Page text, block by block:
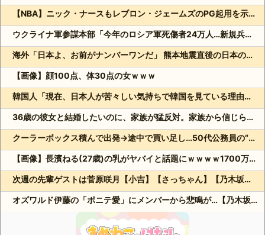
【NBA】ニック・ナースもレブロン・ジェームズのPG起用を示唆か
ウクライナ軍参謀本部「今年のロシア軍死傷者24万人…新規兵力の募集規模を上回る」！
海外「日本よ、お前がナンバーワンだ」 熊本地震直後の日本の対応のスピードに世界が衝撃
【画像】顔100点、体30点の女ｗｗｗ
韓国人「現在、日本人が苦々しい気持ちで韓国を見ている理由がこちら…」→「相当悔しがってるだろうな…（ﾌﾞﾙﾌﾞﾙ」＝韓国の反応
36歳の彼女と結婚したいのに、家族が猛反対。家族から信じられない言葉が飛び出した… 他
クーラーボックス積んで出発→途中で買い足し…50代公務員の“ドライブ”が地獄すぎた 他
【画像】長濱ねる(27歳)の乳がヤバイと話題にｗｗｗｗ1700万バズｗｗｗｗｗｗｗｗｗｗ 他
次週の先輩ゲストは菅原咲月【小吉】【さっちゃん】【乃木坂スター誕生！SIX】【乃木坂46】
オズワルド伊藤の「ポニテ愛」にメンバーから悲鳴が…【乃木坂スター誕生！SIX】【乃木坂46】